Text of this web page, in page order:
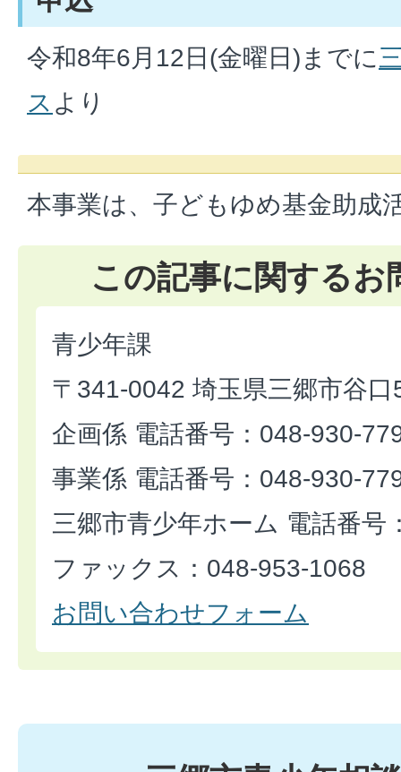
令和8年6月12日(金曜日)までに
ス より
本事業は、子どもゆめ基金助成
この記事に関するお
青少年課
〒341-0042 埼玉県三郷市谷口
企画係 電話番号：048-930-
事業係 電話番号：048-930-
三郷市青少年ホーム 電話番号
ファックス：048-953-1068
お問い合わせフォーム